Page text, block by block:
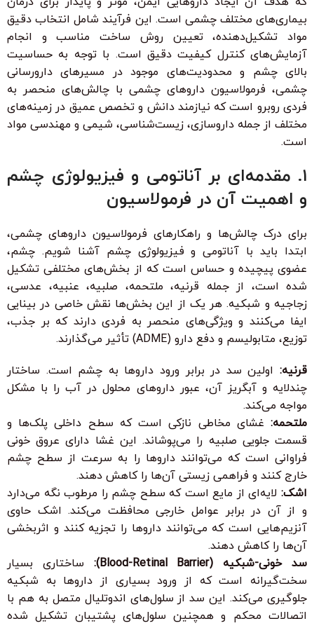
بیماری‌های مختلف چشمی است. این فرآیند شامل انتخاب دقیق
مواد تشکیل‌دهنده، تعیین روش ساخت مناسب و انجام
آزمایش‌های کنترل کیفیت دقیق است. با توجه به حساسیت
بالای چشم و محدودیت‌های موجود در مسیرهای دارورسانی
چشمی، فرمولاسیون داروهای چشمی با چالش‌های منحصر به
فردی روبرو است که نیازمند دانش و تخصص عمیق در زمینه‌های
مختلف از جمله داروسازی، زیست‌شناسی، شیمی و مهندسی مواد
است.
۱. مقدمه‌ای بر آناتومی و فیزیولوژی چشم
و اهمیت آن در فرمولاسیون
برای درک چالش‌ها و راهکارهای فرمولاسیون داروهای چشمی،
ابتدا باید با آناتومی و فیزیولوژی چشم آشنا شویم. چشم،
عضوی پیچیده و حساس است که از بخش‌های مختلفی تشکیل
شده است، از جمله قرنیه، ملتحمه، صلبیه، عنبیه، عدسی،
زجاجیه و شبکیه. هر یک از این بخش‌ها نقش خاصی در بینایی
ایفا می‌کنند و ویژگی‌های منحصر به فردی دارند که بر جذب،
توزیع، متابولیسم و دفع دارو (ADME) تأثیر می‌گذارند.
قرنیه: اولین سد در برابر ورود داروها به چشم است. ساختار
چندلایه و آبگریز آن، عبور داروهای محلول در آب را با مشکل
مواجه می‌کند.
ملتحمه: غشای مخاطی نازکی است که سطح داخلی پلک‌ها و
قسمت جلویی صلبیه را می‌پوشاند. این غشا دارای عروق خونی
فراوانی است که می‌توانند داروها را به سرعت از سطح چشم
خارج کنند و فراهمی زیستی آن‌ها را کاهش دهند.
اشک: لایه‌ای از مایع است که سطح چشم را مرطوب نگه می‌دارد
و از آن در برابر عوامل خارجی محافظت می‌کند. اشک حاوی
آنزیم‌هایی است که می‌توانند داروها را تجزیه کنند و اثربخشی
آن‌ها را کاهش دهند.
سد خونی-شبکیه (Blood-Retinal Barrier):
ساختاری بسیار
سخت‌گیرانه است که از ورود بسیاری از داروها به شبکیه
جلوگیری می‌کند. این سد از سلول‌های اندوتلیال متصل به هم با
اتصالات محکم و همچنین سلول‌های پشتیبان تشکیل شده